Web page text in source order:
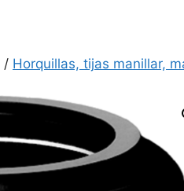
/ Horquillas, tijas manillar,